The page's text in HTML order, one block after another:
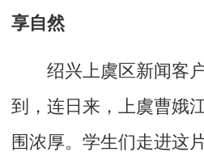
享自然
绍兴上虞区新闻客户
到，连日来，上虞曹娥
围浓厚。学生们走进这